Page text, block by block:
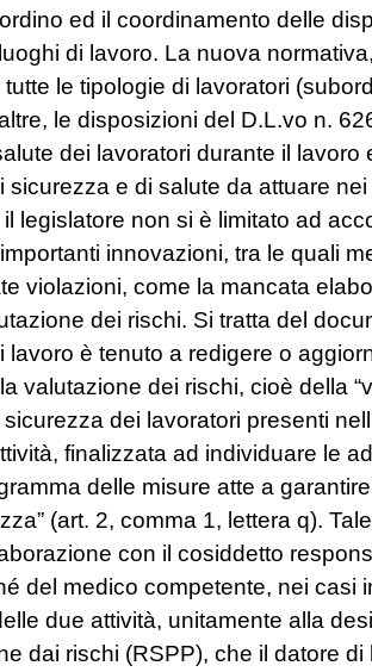
ed il coordinamento delle
di lavoro. La nuova
le tipologie di lavoratori
le disposizioni del D.L.vo n.
dei lavoratori durante il lavoro
e di salute da attuare nei
legislatore non si è limitato ad
innovazioni, tra le quali
violazioni, come la mancata
dei rischi. Si tratta del
è tenuto a redigere o
valutazione dei rischi, cioè della
dei lavoratori presenti
finalizzata ad individuare le
delle misure atte a garantire
(art. 2, comma 1, lettera q).
con il cosiddetto
del medico competente, nei casi
due attività, unitamente alla
dai rischi (RSPP), che il datore di